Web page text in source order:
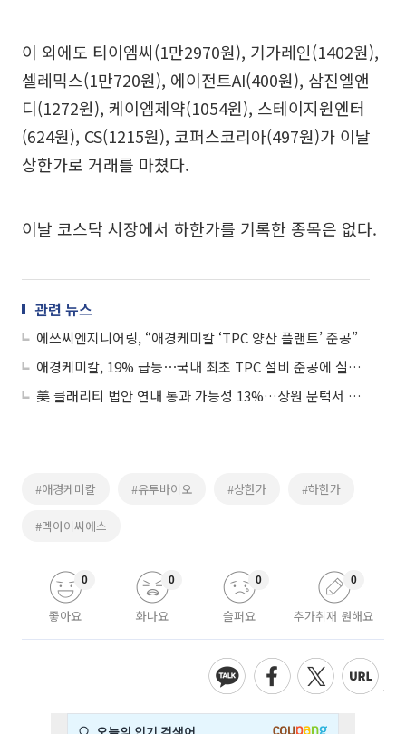
이 외에도 티이엠씨(1만2970원), 기가레인(1402원),
셀레믹스(1만720원), 에이전트AI(400원), 삼진엘앤
디(1272원), 케이엠제약(1054원), 스테이지원엔터
(624원), CS(1215원), 코퍼스코리아(497원)가 이날
상한가로 거래를 마쳤다.
이날 코스닥 시장에서 하한가를 기록한 종목은 없다.
관련 뉴스
에쓰씨엔지니어링, “애경케미칼 ‘TPC 양산 플랜트’ 준공”
애경케미칼, 19% 급등⋯국내 최초 TPC 설비 준공에 실적 기대↑
美 클래리티 법안 연내 통과 가능성 13%…상원 문턱서 제동
#애경케미칼 #유투바이오 #상한가 #하한가
#멕아이씨에스
좋아요
0
화나요
0
슬퍼요
0
추가취재 원해요
0